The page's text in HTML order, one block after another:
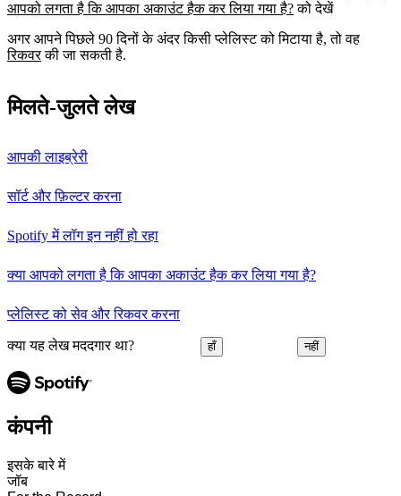
आपको लगता है कि आपका अकाउंट हैक कर लिया गया है?को देखें
अगर आपने पिछले 90 दिनों के अंदर किसी प्लेलिस्ट को मिटाया है, तो वह
रिकवरकी जा सकती है.
मिलते-जुलते लेख
आपकी लाइब्रेरी
सॉर्ट और फ़िल्टर करना
Spotify में लॉग इन नहीं हो रहा
क्या आपको लगता है कि आपका अकाउंट हैक कर लिया गया है?
प्लेलिस्ट को सेव और रिकवर करना
क्या यह लेख मददगार था? हाँ नहीं
कंपनी
इसके बारे में
जॉब